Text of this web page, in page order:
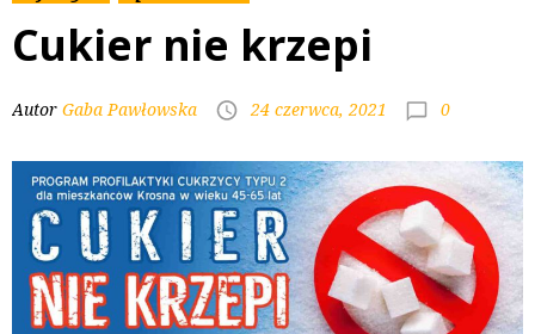
Cukier nie krzepi
Autor Gaba Pawłowska 24 czerwca, 2021 0